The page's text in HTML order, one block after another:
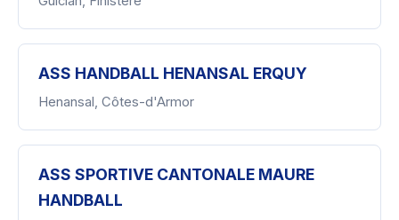
ASS HANDBALL HENANSAL ERQUY
Henansal, Côtes-d'Armor
ASS SPORTIVE CANTONALE MAURE
HANDBALL